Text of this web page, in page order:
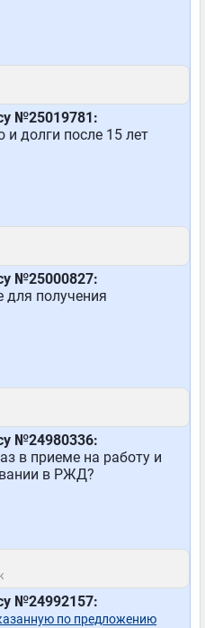
№25019781:
долги после 15 лет
№25000827:
для получения
№24980336:
в приеме на работу и
в РЖД?
№24992157:
по предложению